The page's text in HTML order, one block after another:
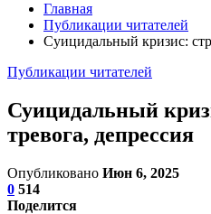
Главная
Публикации читателей
Суицидальный кризис:
Публикации читателей
Суицидальный
тревога, депрессия
Опубликовано Июн 6, 2025
0 514
Поделится